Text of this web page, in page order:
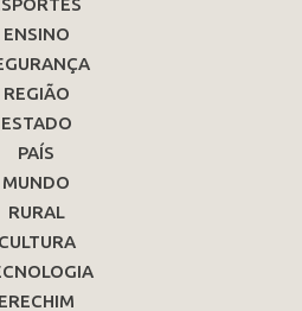
ENSINO
REGIÃO
ESTADO
PAÍS
MUNDO
RURAL
CULTURA
ERECHIM